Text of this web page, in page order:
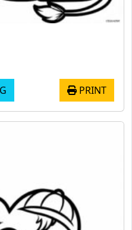
PRINT